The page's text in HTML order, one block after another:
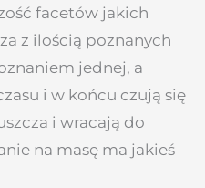
facetów jakich
z ilością poznanych
jednej, a
i w końcu czują się
i wracają do
na masę ma jakieś